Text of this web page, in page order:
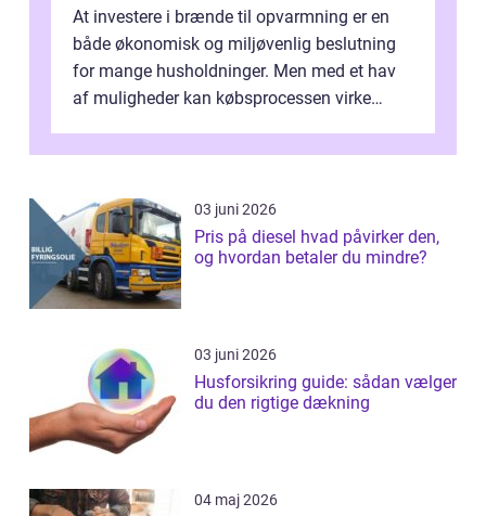
At investere i brænde til opvarmning er en
både økonomisk og miljøvenlig beslutning
for mange husholdninger. Men med et hav
af muligheder kan købsprocessen virke
03 juni 2026
Pris på diesel hvad påvirker den,
og hvordan betaler du mindre?
03 juni 2026
Husforsikring guide: sådan vælger
du den rigtige dækning
04 maj 2026